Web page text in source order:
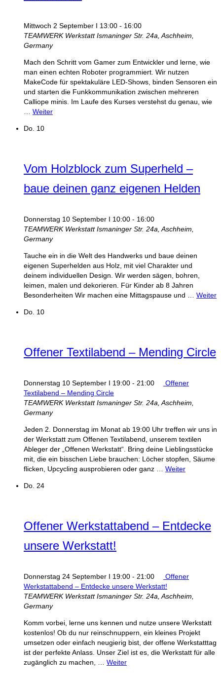
Mittwoch 2 September I 13:00 - 16:00
TEAMWERK WerkstattIsmaninger Str. 24a, Aschheim,
Germany
Mach den Schritt vom Gamer zum Entwickler und lerne, wie
man einen echten Roboter programmiert. Wir nutzen
MakeCode für spektakuläre LED-Shows, binden Sensoren ein
und starten die Funkkommunikation zwischen mehreren
Calliope minis. Im Laufe des Kurses verstehst du genau, wie
… Weiter
Do. 10
Vom Holzblock zum Superheld –
baue deinen ganz eigenen Helden
Donnerstag 10 September I 10:00 - 16:00
TEAMWERK WerkstattIsmaninger Str. 24a, Aschheim,
Germany
Tauche ein in die Welt des Handwerks und baue deinen
eigenen Superhelden aus Holz, mit viel Charakter und
deinem individuellen Design. Wir werden sägen, bohren,
leimen, malen und dekorieren. Für Kinder ab 8 Jahren
Besonderheiten Wir machen eine Mittagspause und … Weiter
Do. 10
Offener Textilabend – Mending Circle
Donnerstag 10 September I 19:00 - 21:00
Offener
Textilabend – Mending Circle
TEAMWERK WerkstattIsmaninger Str. 24a, Aschheim,
Germany
Jeden 2. Donnerstag im Monat ab 19:00 Uhr treffen wir uns in
der Werkstatt zum Offenen Textilabend, unserem textilen
Ableger der „Offenen Werkstatt“. Bring deine Lieblingsstücke
mit, die ein bisschen Liebe brauchen: Löcher stopfen, Säume
flicken, Upcycling ausprobieren oder ganz … Weiter
Do. 24
Offener Werkstattabend – Entdecke
unsere Werkstatt!
Donnerstag 24 September I 19:00 - 21:00
Offener
Werkstattabend – Entdecke unsere Werkstatt!
TEAMWERK WerkstattIsmaninger Str. 24a, Aschheim,
Germany
Komm vorbei, lerne uns kennen und nutze unsere Werkstatt
kostenlos! Ob du nur reinschnuppern, ein kleines Projekt
umsetzen oder einfach neugierig bist, der offene Werkstatttag
ist der perfekte Anlass. Unser Ziel ist es, die Werkstatt für alle
zugänglich zu machen, … Weiter